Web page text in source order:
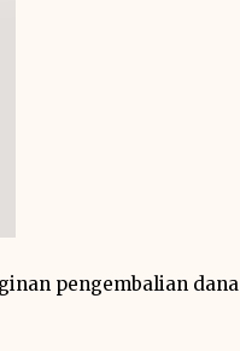
pengembalian dana